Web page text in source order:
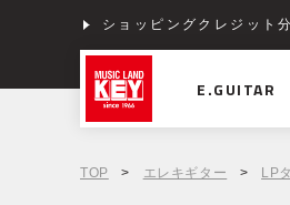
ショッピングクレジット
E.GUITAR
TOP > エレキギター > LP